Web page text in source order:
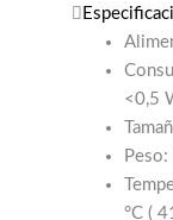
<0,5
°C (